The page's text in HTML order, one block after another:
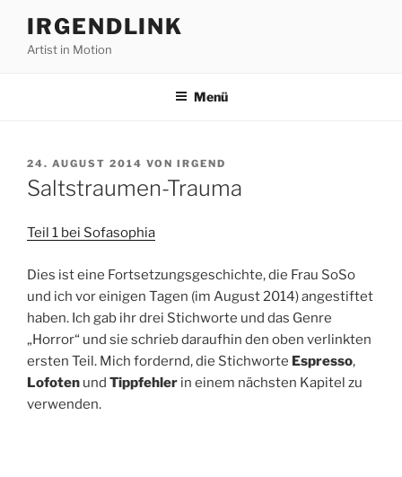
Inhalt
springen
IRGENDLINK
Artist in Motion
Menü
VERÖFFENTLICHT
AM
24. AUGUST 2014 VON IRGEND
Saltstraumen-Trauma
Teil 1 bei Sofasophia
Dies ist eine Fortsetzungsgeschichte, die Frau SoSo
und ich vor einigen Tagen (im August 2014) angestiftet
haben. Ich gab ihr drei Stichworte und das Genre
„Horror“ und sie schrieb daraufhin den oben verlinkten
ersten Teil. Mich fordernd, die Stichworte Espresso,
Lofoten und Tippfehler in einem nächsten Kapitel zu
verwenden.